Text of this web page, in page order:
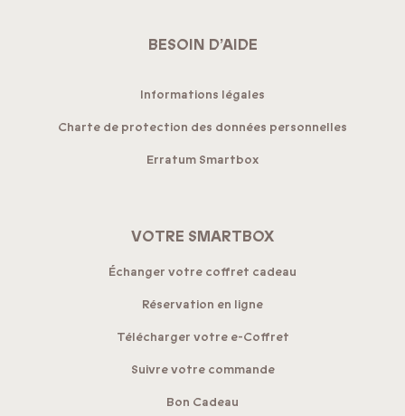
BESOIN D’AIDE
Informations légales
Charte de protection des données personnelles
Erratum Smartbox
VOTRE SMARTBOX
Échanger votre coffret cadeau
Réservation en ligne
Télécharger votre e-Coffret
Suivre votre commande
Bon Cadeau